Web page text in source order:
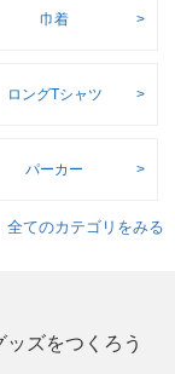
巾着
ロングTシャツ
パーカー
全てのカテゴリをみる
ズをつくろう